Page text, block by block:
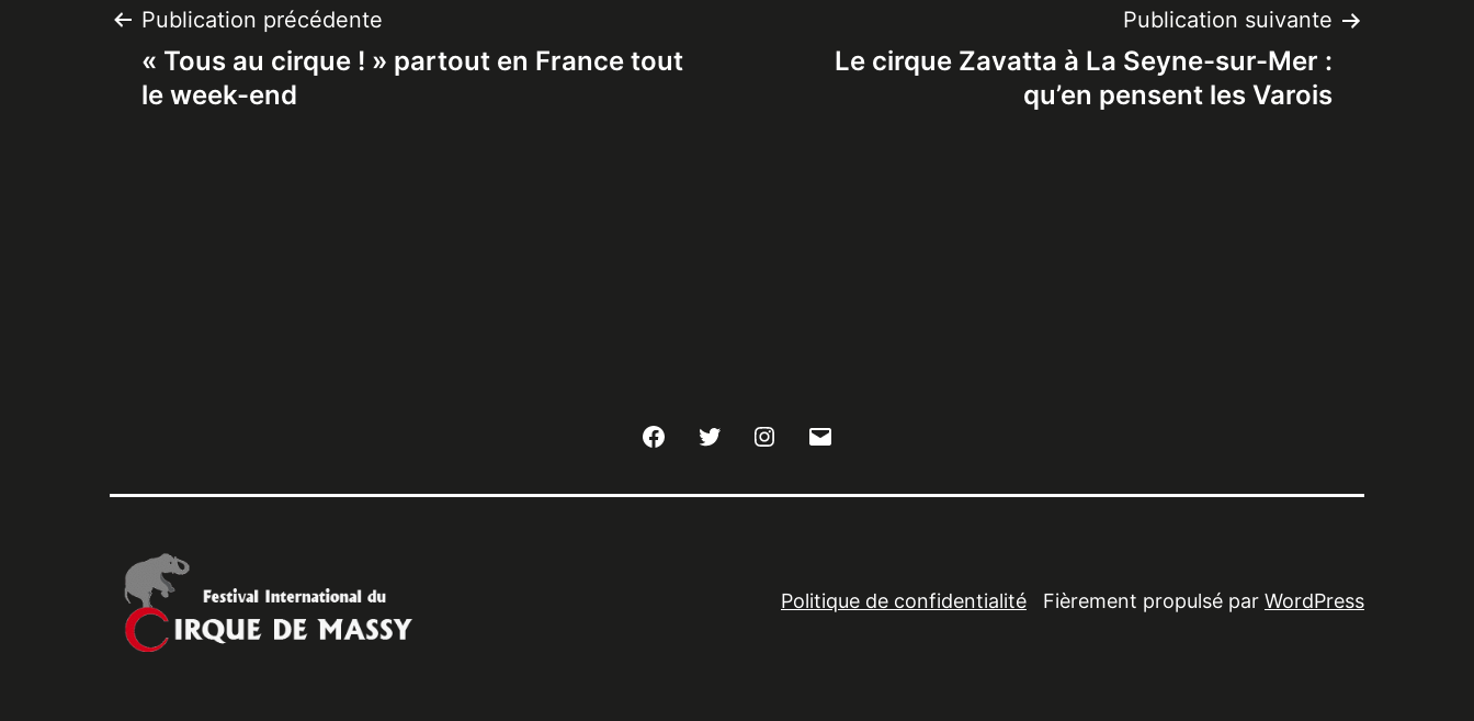
Navigation
de
Publication précédente
« Tous au cirque ! » partout en France tout
le week-end
Publication suivante
Le cirque Zavatta à La Seyne-sur-Mer :
qu’en pensent les Varois
FacebookTwitter Instagram
Politique de confidentialité Fièrement propulsé par WordPress